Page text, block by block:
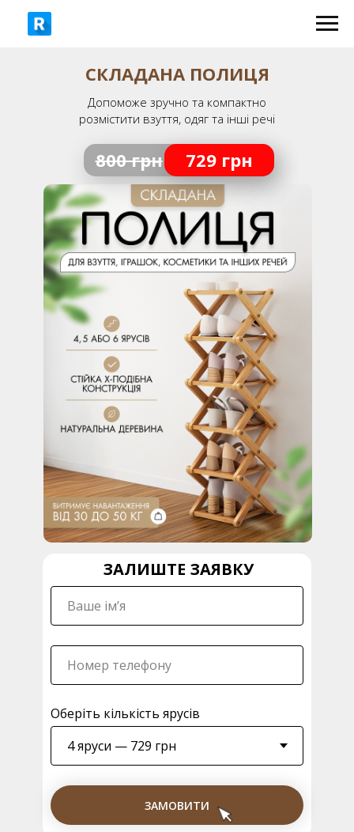
Оберіть кількість ярусів
ЗАМОВИТИ
СКЛАДАНА ПОЛИЦЯ
Допоможе зручно та компактно
розмістити взуття, одяг та інші речі
ЗАЛИШТЕ ЗАЯВКУ
800 грн 729 грн